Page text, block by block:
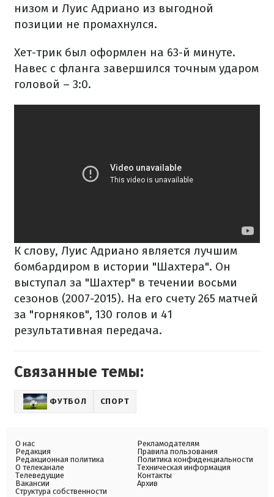
низом и Луис Адриано из выгодной
позиции не промахнулся.
Хет-трик был оформлен на 63-й минуте.
Навес с фланга завершился точным ударом
головой – 3:0.
К слову, Луис Адриано является лучшим
бомбардиром в истории "Шахтера". Он
выступал за "Шахтер" в течении восьми
сезонов (2007-2015). На его счету 265 матчей
за "горняков", 130 голов и 41
результативная передача.
Связанные темы:
ФУТБОЛ СПОРТ
О нас
Редакция
Редакционная политика
О телеканале
Телеведущие
Вакансии
Структура собственности
Рекламодателям
Правила пользования
Политика конфиденциальности
Техническая информация
Контакты
Архив